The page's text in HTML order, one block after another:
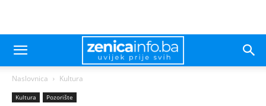
Naslovnica Kultura
Kultura Pozorište